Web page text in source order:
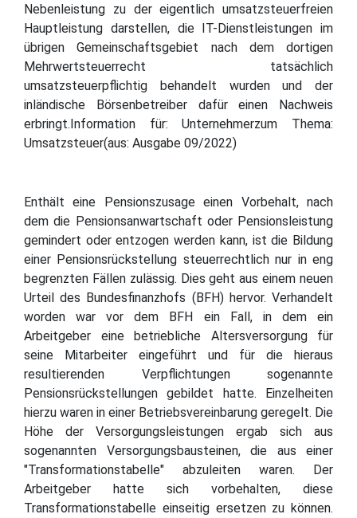
Nebenleistung zu der eigentlich umsatzsteuerfreien
Hauptleistung darstellen, die IT-Dienstleistungen im
übrigen Gemeinschaftsgebiet nach dem dortigen
Mehrwertsteuerrecht tatsächlich
umsatzsteuerpflichtig behandelt wurden und der
inländische Börsenbetreiber dafür einen Nachweis
erbringt.Information für: Unternehmerzum Thema:
Umsatzsteuer(aus: Ausgabe 09/2022)
Enthält eine Pensionszusage einen Vorbehalt, nach
dem die Pensionsanwartschaft oder Pensionsleistung
gemindert oder entzogen werden kann, ist die Bildung
einer Pensionsrückstellung steuerrechtlich nur in eng
begrenzten Fällen zulässig. Dies geht aus einem neuen
Urteil des Bundesfinanzhofs (BFH) hervor. Verhandelt
worden war vor dem BFH ein Fall, in dem ein
Arbeitgeber eine betriebliche Altersversorgung für
seine Mitarbeiter eingeführt und für die hieraus
resultierenden Verpflichtungen sogenannte
Pensionsrückstellungen gebildet hatte. Einzelheiten
hierzu waren in einer Betriebsvereinbarung geregelt. Die
Höhe der Versorgungsleistungen ergab sich aus
sogenannten Versorgungsbausteinen, die aus einer
"Transformationstabelle" abzuleiten waren. Der
Arbeitgeber hatte sich vorbehalten, diese
Transformationstabelle einseitig ersetzen zu können.